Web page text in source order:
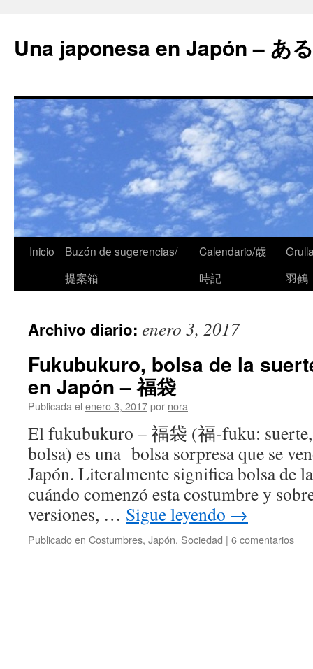
Una japonesa en Japón – あ
Inicio
Buzón de sugerencias/
提案箱
Calendario/歳
時記
羽鶴
Archivo diario: enero 3, 2017
Fukubukuro, bolsa de la
en Japón – 福袋
Publicada el enero 3, 2017por nora
El fukubukuro – 福袋 (福-fuku:
bolsa) es una bolsa sorpresa que se
Japón. Literalmente significa bolsa de
cuándo comenzó esta costumbre y
versiones, … Sigue leyendo →
Publicado en Costumbres, Japón, Sociedad | 6 comentarios